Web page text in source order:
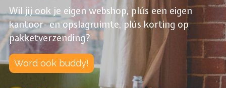
Wil jij ook je eigen webshop, plús een eigen
kantoor- en opslagruimte, plús korting op
pakketverzending?
Word ook buddy!